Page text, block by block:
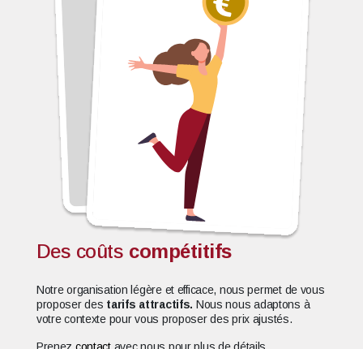
Des coûts compétitifs
Notre organisation légère et efficace, nous permet de vous
proposer des tarifs attractifs. Nous nous adaptons à
votre contexte pour vous proposer des prix ajustés.
Prenez contactavec nous pour plus de détails.